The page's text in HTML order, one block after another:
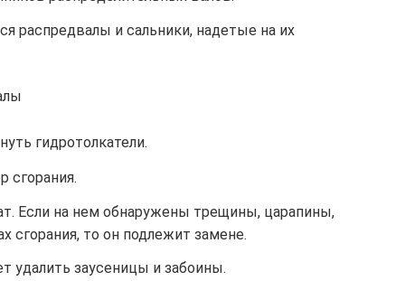
распредвалы и сальники, надетые на их
гидротолкатели.
сгорания.
Если на нем обнаружены трещины, царапины,
сгорания, то он подлежит замене.
удалить заусеницы и забоины.